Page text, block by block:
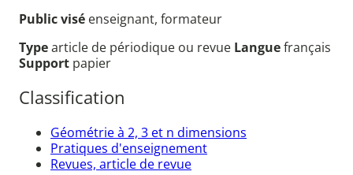
Public visé enseignant, formateur
Typearticle de périodique ou revue Languefrançais
Support papier
Classification
Géométrie à 2, 3 et n dimensions
Pratiques d'enseignement
Revues, article de revue